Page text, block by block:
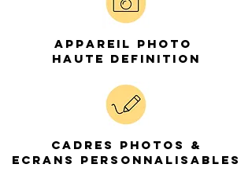
APPAREIL PHOTO
HAUTE DEFINITION
CADRES PHOTOS &
ECRANS PERSONNALISABLES